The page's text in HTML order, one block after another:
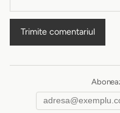
Trimite comentariul